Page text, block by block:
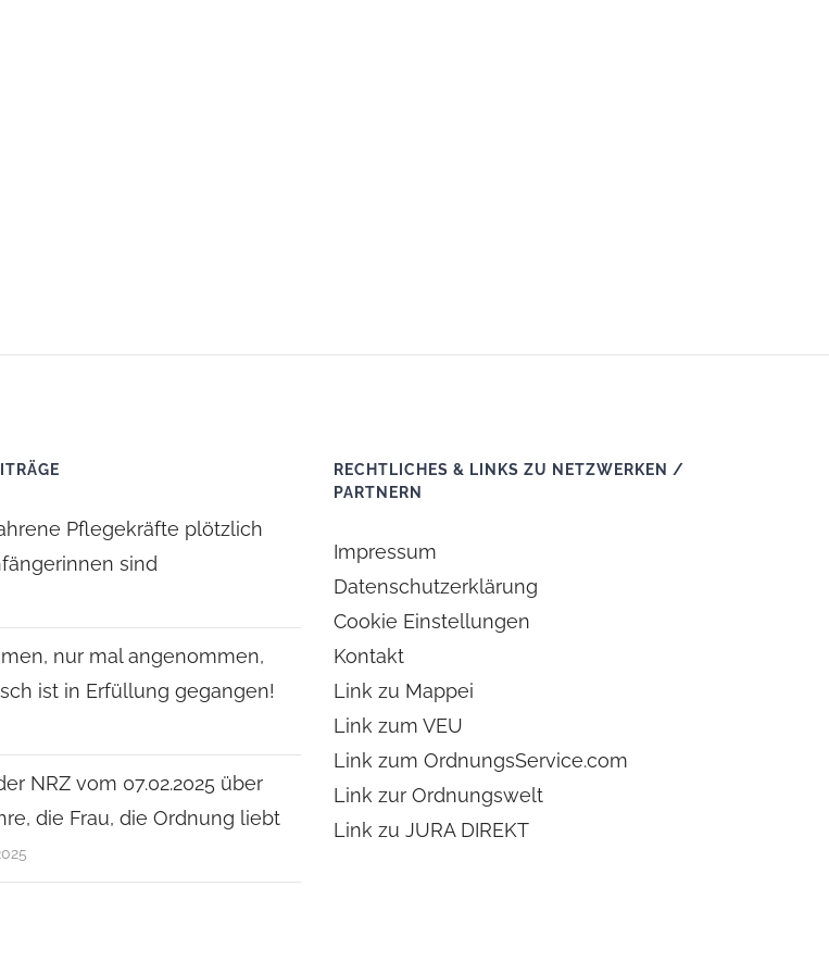
Pflegekräfte plötzlich
sind
nur mal angenommen,
ist in Erfüllung gegangen!
NRZ vom 07.02.2025 über
die Frau, die Ordnung liebt
RECHTLICHES & LINKS ZU NETZWERKEN /
PARTNERN
Impressum
Datenschutzerklärung
Cookie Einstellungen
Kontakt
Link zu Mappei
Link zum VEU
Link zum OrdnungsService.com
Link zur Ordnungswelt
Link zu JURA DIREKT